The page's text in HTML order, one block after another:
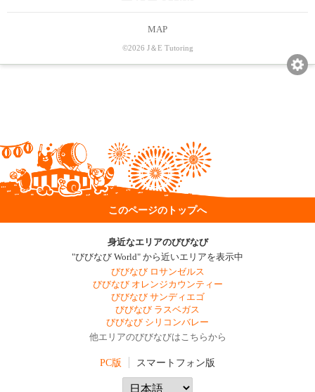
MAP
©2026 J＆E Tutoring
このページのトップへ
身近なエリアのびびなび
"びびなび World" から近いエリアを表示中
びびなび ロサンゼルス
びびなび オレンジカウンティー
びびなび サンディエゴ
びびなび ラスベガス
びびなび シリコンバレー
他エリアのびびなびはこちらから
PC版 スマートフォン版